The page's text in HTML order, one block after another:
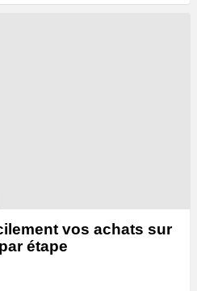
vos achats sur
étape